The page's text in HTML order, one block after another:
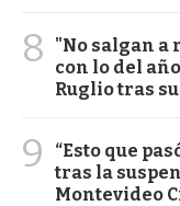
8
"No salgan a
con lo del
Ruglio tras
9
“Esto que
tras la
Montevideo